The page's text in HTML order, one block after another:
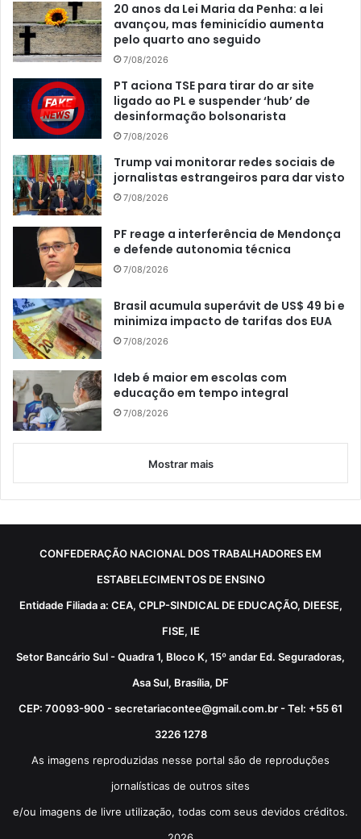
20 anos da Lei Maria da Penha: a lei
avançou, mas feminicídio aumenta
pelo quarto ano seguido
7/08/2026
PT aciona TSE para tirar do ar site
ligado ao PL e suspender ‘hub’ de
desinformação bolsonarista
7/08/2026
Trump vai monitorar redes sociais de
jornalistas estrangeiros para dar visto
7/08/2026
PF reage a interferência de Mendonça
e defende autonomia técnica
7/08/2026
Brasil acumula superávit de US$ 49 bi e
minimiza impacto de tarifas dos EUA
7/08/2026
Ideb é maior em escolas com
educação em tempo integral
7/08/2026
Mostrar mais
CONFEDERAÇÃO NACIONAL DOS TRABALHADORES EM
ESTABELECIMENTOS DE ENSINO
Entidade Filiada a: CEA, CPLP-SINDICAL DE EDUCAÇÃO, DIEESE,
FISE, IE
Setor Bancário Sul - Quadra 1, Bloco K, 15º andar Ed. Seguradoras,
Asa Sul, Brasília, DF
CEP: 70093-900 - secretariacontee@gmail.com.br - Tel: +55 61
3226 1278
As imagens reproduzidas nesse portal são de reproduções
jornalísticas de outros sites
e/ou imagens de livre utilização, todas com seus devidos créditos.